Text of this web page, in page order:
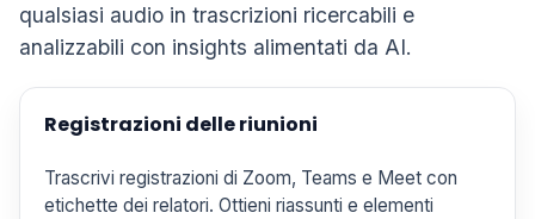
qualsiasi audio in trascrizioni ricercabili e
analizzabili con insights alimentati da AI.
Registrazioni delle riunioni
Trascrivi registrazioni di Zoom, Teams e Meet con
etichette dei relatori. Ottieni riassunti e elementi